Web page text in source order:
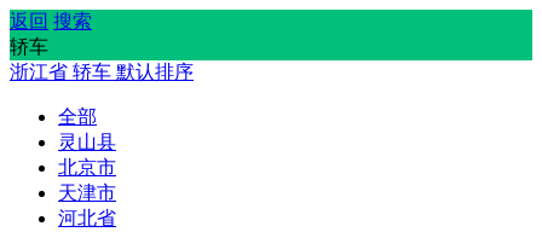
返回 搜索
轿车
浙江省 轿车 默认排序
全部
灵山县
北京市
天津市
河北省